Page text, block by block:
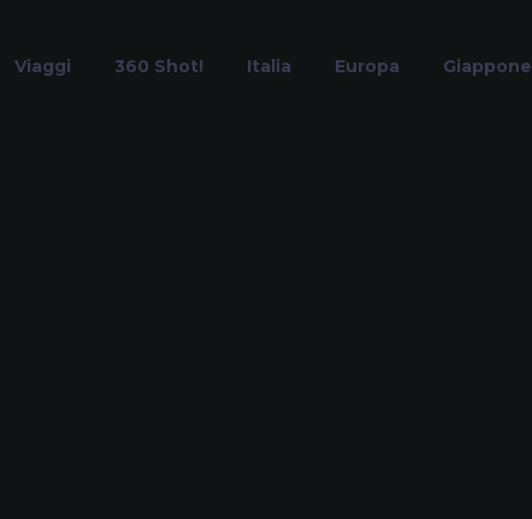
Viaggi 360 Shot! Italia Europa Giappone